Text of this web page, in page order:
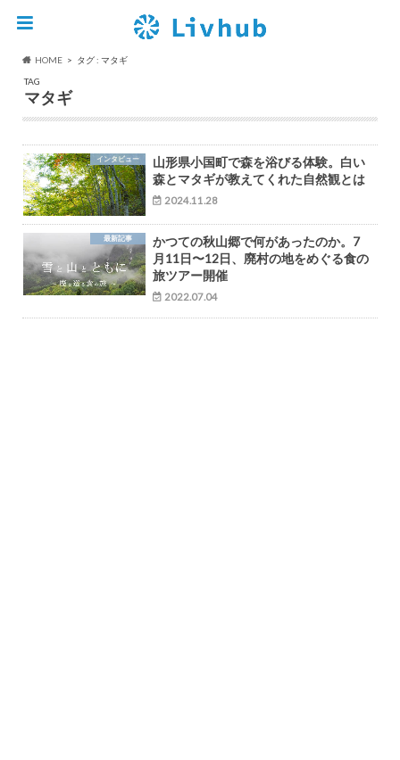
HOME
タグ : マタギ
TAG
マタギ
インタビュー
山形県小国町で森を浴びる体験。白い
森とマタギが教えてくれた自然観とは
2024.11.28
最新記事
かつての秋山郷で何があったのか。7
月11日〜12日、廃村の地をめぐる食の
旅ツアー開催
2022.07.04